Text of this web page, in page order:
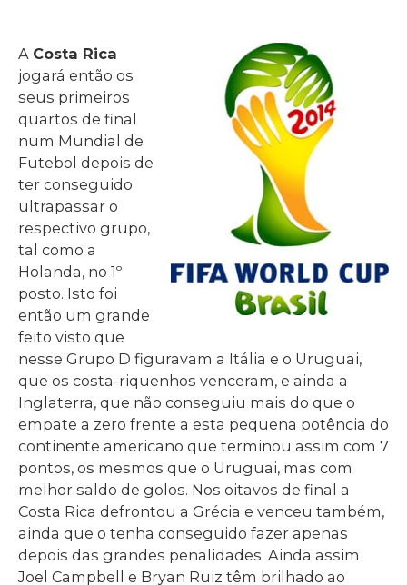
A Costa Rica
jogará então os
seus primeiros
quartos de final
num Mundial de
Futebol depois de
ter conseguido
ultrapassar o
respectivo grupo,
tal como a
Holanda, no 1º
posto. Isto foi
então um grande
feito visto que
nesse Grupo D figuravam a Itália e o Uruguai,
que os costa-riquenhos venceram, e ainda a
Inglaterra, que não conseguiu mais do que o
empate a zero frente a esta pequena potência do
continente americano que terminou assim com 7
pontos, os mesmos que o Uruguai, mas com
melhor saldo de golos. Nos oitavos de final a
Costa Rica defrontou a Grécia e venceu também,
ainda que o tenha conseguido fazer apenas
depois das grandes penalidades. Ainda assim
Joel Campbell e Bryan Ruiz têm brilhado ao